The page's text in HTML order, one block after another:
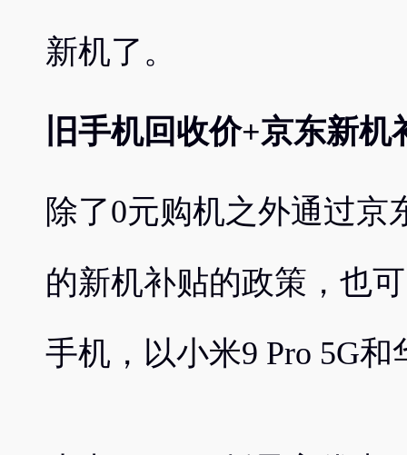
新机了。
旧手机回收价+京东新
除了0元购机之外通过京
的新机补贴的政策，也
手机，以小米9 Pro 5G